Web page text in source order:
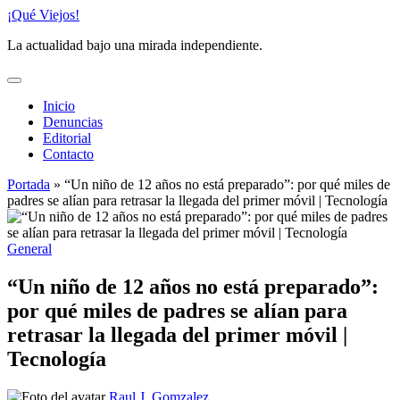
Saltar
contenido
¡Qué Viejos!
La actualidad bajo una mirada independiente.
Inicio
Denuncias
Editorial
Contacto
Portada » “Un niño de 12 años no está preparado”: por qué miles de
padres se alían para retrasar la llegada del primer móvil | Tecnología
Publicado
General
“Un niño de 12 años no está preparado”:
por qué miles de padres se alían para
retrasar la llegada del primer móvil |
Tecnología
Publicado Raul J. Gomzalez